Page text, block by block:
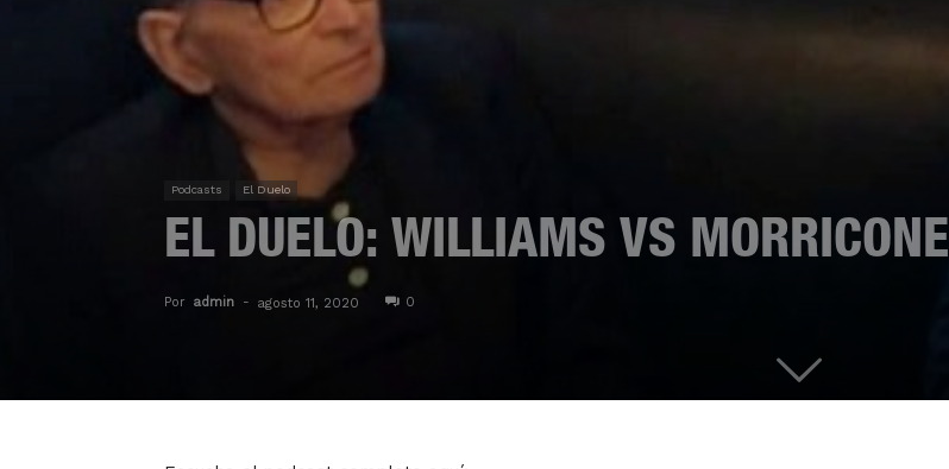
Podcasts El Duelo
EL DUELO: WILLIAMS VS MORRICONE
Por admin - agosto 11, 2020 0